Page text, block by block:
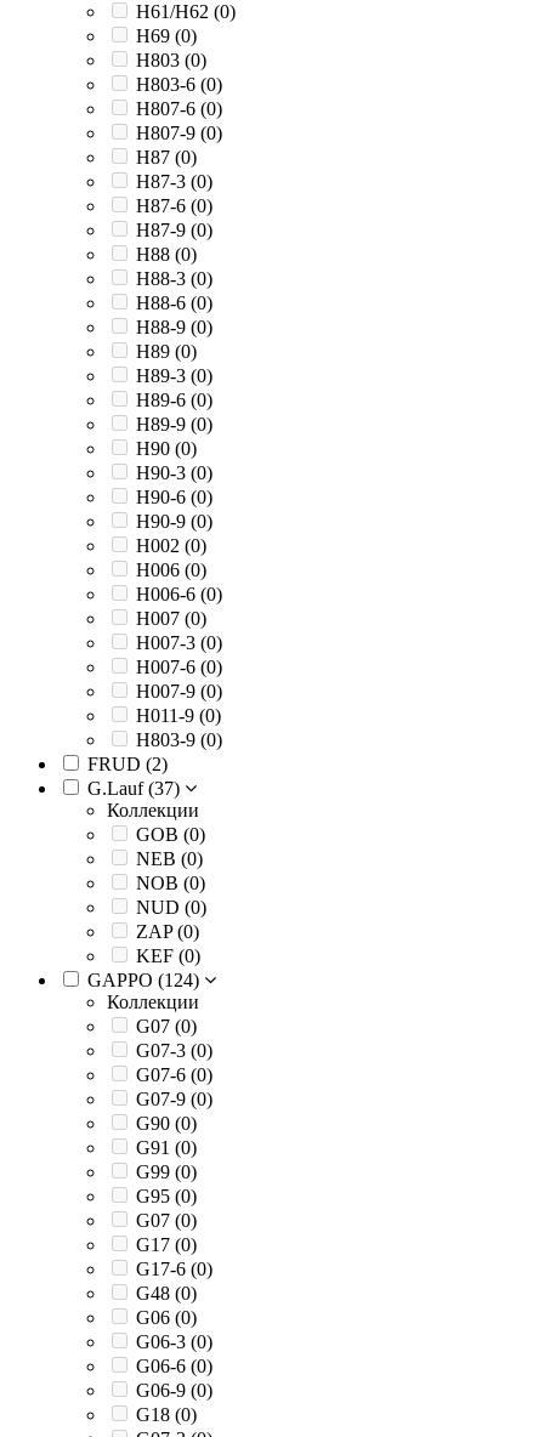
H61/H62 (0)
H69 (0)
H803 (0)
H803-6 (0)
H807-6 (0)
H807-9 (0)
H87 (0)
H87-3 (0)
H87-6 (0)
H87-9 (0)
H88 (0)
H88-3 (0)
H88-6 (0)
H88-9 (0)
H89 (0)
H89-3 (0)
H89-6 (0)
H89-9 (0)
H90 (0)
H90-3 (0)
H90-6 (0)
H90-9 (0)
H002 (0)
H006 (0)
H006-6 (0)
H007 (0)
H007-3 (0)
H007-6 (0)
H007-9 (0)
H011-9 (0)
H803-9 (0)
FRUD (2)
G.Lauf (37)
Коллекции
GOB (0)
NEB (0)
NOB (0)
NUD (0)
ZAP (0)
KEF (0)
GAPPO (124)
Коллекции
G07 (0)
G07-3 (0)
G07-6 (0)
G07-9 (0)
G90 (0)
G91 (0)
G99 (0)
G95 (0)
G07 (0)
G17 (0)
G17-6 (0)
G48 (0)
G06 (0)
G06-3 (0)
G06-6 (0)
G06-9 (0)
G18 (0)